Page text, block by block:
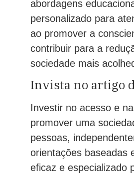
abordagens
personalizado para
ao promover a
contribuir para a
sociedade mais
Invista no artigo
Investir no acesso e
promover uma
pessoas,
orientações baseadas
eficaz e especializado